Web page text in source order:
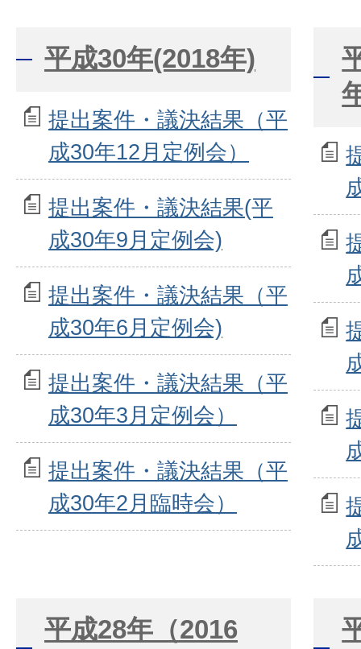
平成30年(2018年)
提出案件・議決結果（平
成30年12月定例会）
提出案件・議決結果(平
成30年9月定例会)
提出案件・議決結果（平
成30年6月定例会)
提出案件・議決結果（平
成30年3月定例会）
提出案件・議決結果（平
成30年2月臨時会）
平成28年（2016